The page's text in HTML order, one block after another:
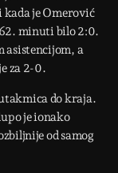
kada je Omerović
minuti bilo 2:0.
asistencijom, a
za 2-0.
do kraja.
je ionako
od samog